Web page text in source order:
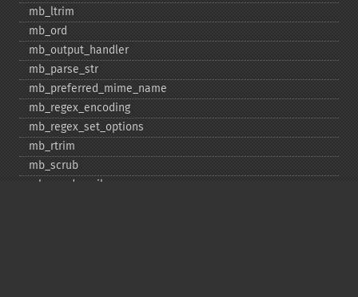
mb_​ltrim
mb_​ord
mb_​output_​handler
mb_​parse_​str
mb_​preferred_​mime_​name
mb_​regex_​encoding
mb_​regex_​set_​options
mb_​rtrim
mb_​scrub
mb_​send_​mail